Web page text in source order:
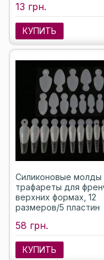
13 грн.
КУПИТЬ
Силиконовые молды
трафареты для
верхних формах, 12
размеров/5 пластин
58 грн.
КУПИТЬ